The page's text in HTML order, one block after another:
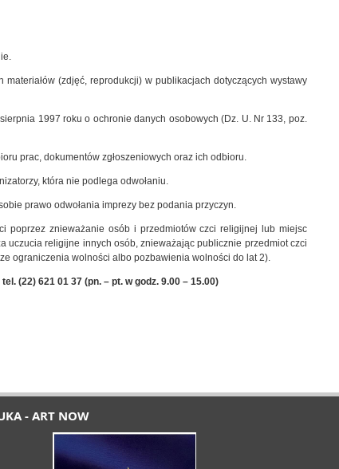
(zdjęć, reprodukcji) w publikacjach dotyczących wystawy
1997 roku o ochronie danych osobowych (Dz. U. Nr 133, poz.
prac, dokumentów zgłoszeniowych oraz ich odbioru.
która nie podlega odwołaniu.
prawo odwołania imprezy bez podania przyczyn.
poprzez znieważanie osób i przedmiotów czci religijnej lub miejsc
uczucia religijne innych osób, znieważając publicznie przedmiot czci
ograniczenia wolności albo pozbawienia wolności do lat 2).
tel. (22) 621 01 37 (pn. – pt. w godz. 9.00 – 15.00)
- ART NOW